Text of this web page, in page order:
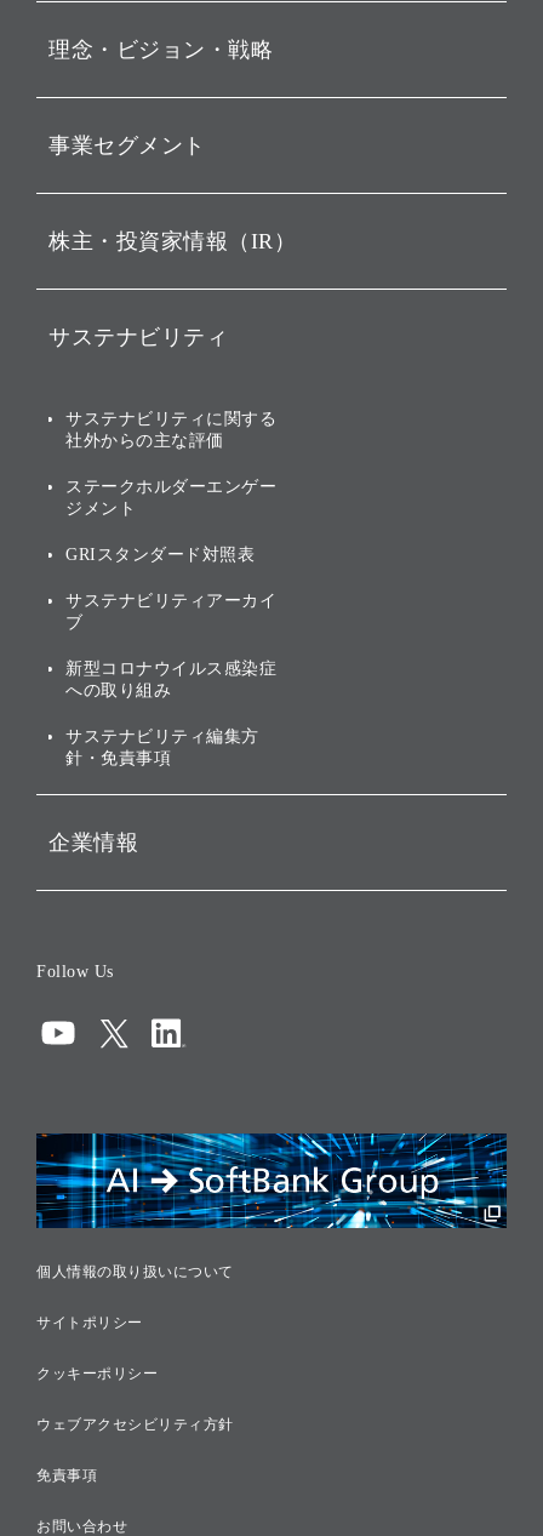
お知らせ
動画配信
理念・ビジョン・戦略
経営理念
ビジョン
戦略
バリュー
ソフトバンクグループの歩
[AI] What dreams are made
事業セグメント
ソフトバンク・ビジョン・
その他
グループ企業一覧
株主・投資家情報（IR）
IRカレンダー
業績・財務
アニュアルレポート
株主・投資家情報（IR）に
サステナビリティ
トップメッセージ
サステナビリティの考え方
ガバナンス
投資先のサステナビリティ
サステナビリティに関する
社外からの主な評価
ステークホルダーエンゲー
ジメント
GRIスタンダード対照表
サステナビリティアーカイ
ブ
新型コロナウイルス感染症
への取り組み
サステナビリティ編集方
針・免責事項
企業情報
コンプライアンス
リスクマネジメント
税務に対する取り組み
採用情報
Follow Us
個人情報の取り扱いについて
サイトポリシー
クッキーポリシー
ウェブアクセシビリティ方針
免責事項
お問い合わせ